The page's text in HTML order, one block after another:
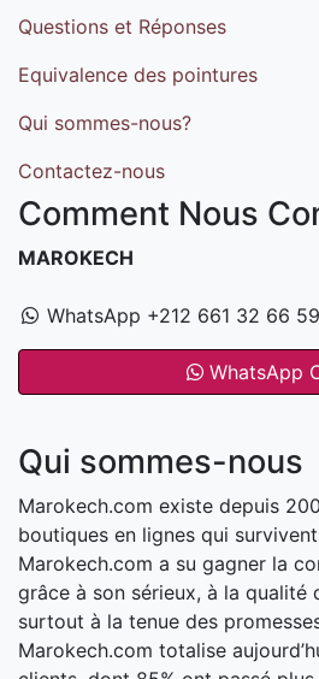
Questions et Réponses
Equivalence des pointures
Qui sommes-nous?
Contactez-nous
Comment Nous
MAROKECH
WhatsApp +212 661 32 66 59
WhatsApp
Qui sommes-nous
Marokech.com existe depuis
boutiques en lignes qui survivent
Marokech.com a su gagner la
grâce à son sérieux, à la qualité
surtout à la tenue des
Marokech.com totalise